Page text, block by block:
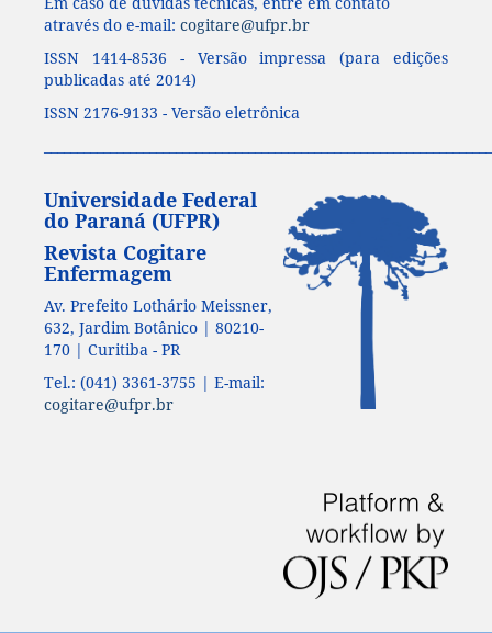
através do e-mail: cogitare@ufpr.br
ISSN 1414-8536 - Versão impressa (para edições
publicadas até 2014)
ISSN 2176-9133 - Versão eletrônica
Universidade Federal
do Paraná (UFPR)
Revista Cogitare
Enfermagem
Av. Prefeito Lothário Meissner,
632, Jardim Botânico | 80210-
170 | Curitiba - PR
Tel.: (041) 3361-3755 | E-mail:
cogitare@ufpr.br